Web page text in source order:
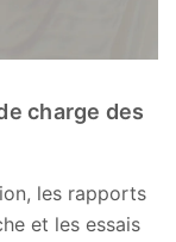
charge des
les rapports
et les essais